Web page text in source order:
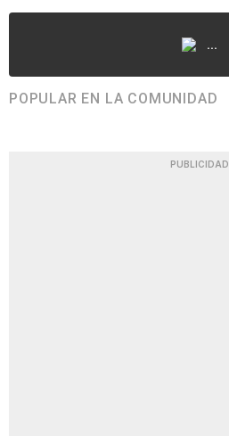
...
POPULAR EN LA COMUNIDAD
PUBLICIDAD